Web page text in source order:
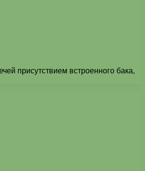
присутствием встроенного бака,